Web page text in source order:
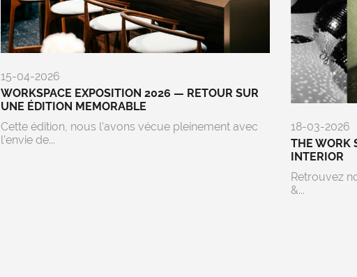
15-04-2026
WORKSPACE EXPOSITION 2026 — RETOUR SUR
UNE ÉDITION MEMORABLE
Cette édition, nous l’avons vécue pleinement avec
l’envie de...
18-03-2026
THE WORK
INTERIOR
Retrouvez
&...